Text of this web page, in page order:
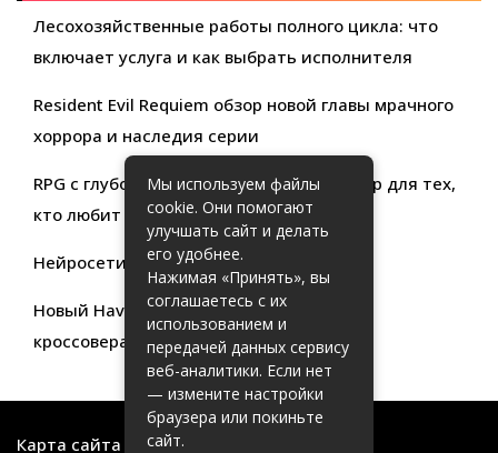
Лесохозяйственные работы полного цикла: что
включает услуга и как выбрать исполнителя
Resident Evil Requiem обзор новой главы мрачного
хоррора и наследия серии
RPG с глубокой кастомизацией обзор игр для тех,
кто любит свободу выбора
Нейросети для продуктивности
Новый Haval Jolion: обзор современного
кроссовера для активной жизни
Карта сайта
Мы используем файлы
cookie. Они помогают
улучшать сайт и делать
его удобнее.
Нажимая «Принять», вы
соглашаетесь с их
использованием и
передачей данных сервису
веб-аналитики. Если нет
— измените настройки
браузера или покиньте
сайт.